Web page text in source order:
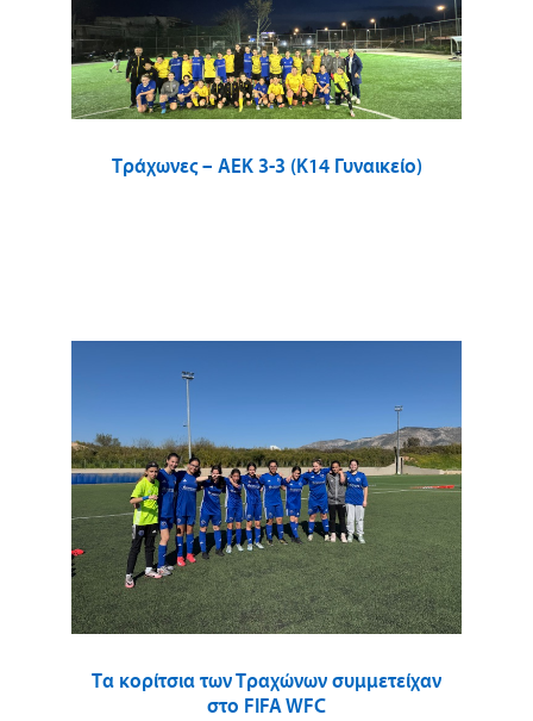
Τράχωνες – ΑΕΚ 3-3 (Κ14 Γυναικείο)
Τα κορίτσια των Τραχώνων συμμετείχαν
στο FIFA WFC